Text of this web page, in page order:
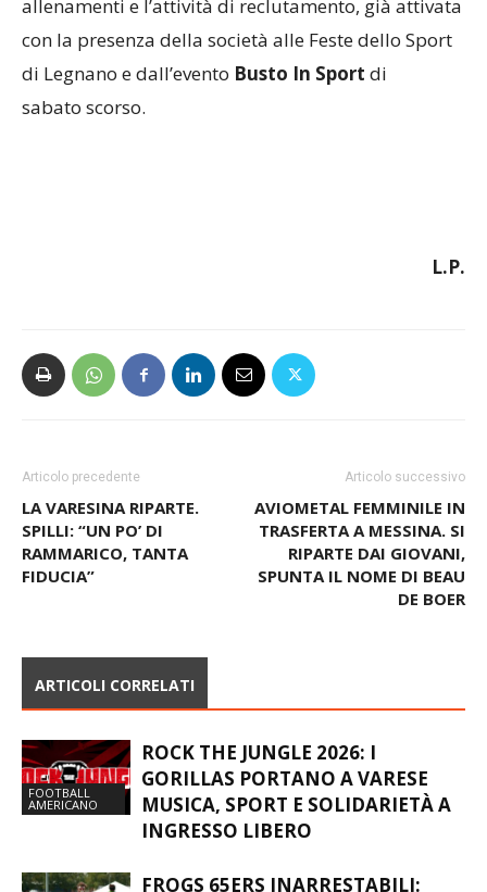
con la presenza della società alle Feste dello Sport
di Legnano e dall’eventoBusto In Sportdi
sabato scorso.
LA VARESINA RIPARTE.
SPILLI: “UN PO’ DI
RAMMARICO, TANTA
FIDUCIA”
AVIOMETAL FEMMINILE IN
RIPARTE DAI GIOVANI,
SPUNTA IL NOME DI BEAU
DE BOER
FOOTBALL
AMERICANO
ROCK THE JUNGLE 2026: I
MUSICA, SPORT E SOLIDARIETÀ A
INGRESSO LIBERO
FOOTBALL
FROGS 65ERS INARRESTABILI: